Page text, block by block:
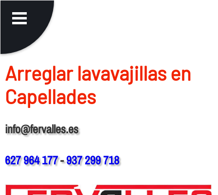
Arreglar lavavajillas en
Capellades
info@fervalles.es
627 964 177-937 299 718